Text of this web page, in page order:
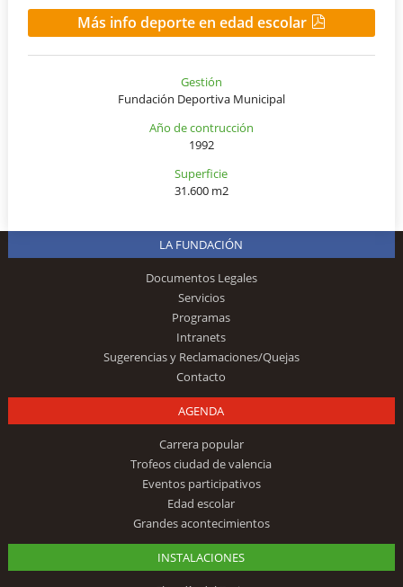
Más info deporte en edad escolar
Gestión
Fundación Deportiva Municipal
Año de contrucción
1992
Superficie
31.600 m2
LA FUNDACIÓN
Documentos Legales
Servicios
Programas
Intranets
Sugerencias y Reclamaciones/Quejas
Contacto
AGENDA
Carrera popular
Trofeos ciudad de valencia
Eventos participativos
Edad escolar
Grandes acontecimientos
INSTALACIONES